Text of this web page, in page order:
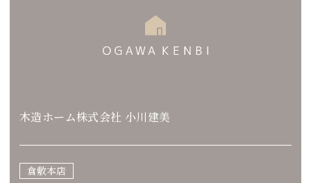
木造ホーム株式会社 小川建美
倉敷本店